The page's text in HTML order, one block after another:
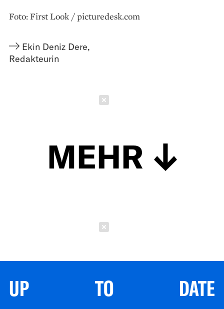
Foto: First Look / picturedesk.com
Ekin Deniz Dere,
Redakteurin
MEHR
UP TO DATE